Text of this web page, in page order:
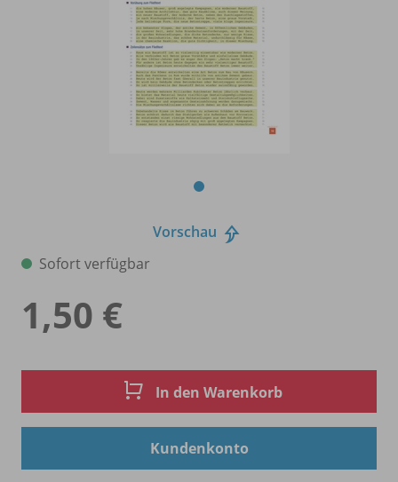
Vorschau
Sofort verfügbar
1,50 €
In den Warenkorb
Kundenkonto